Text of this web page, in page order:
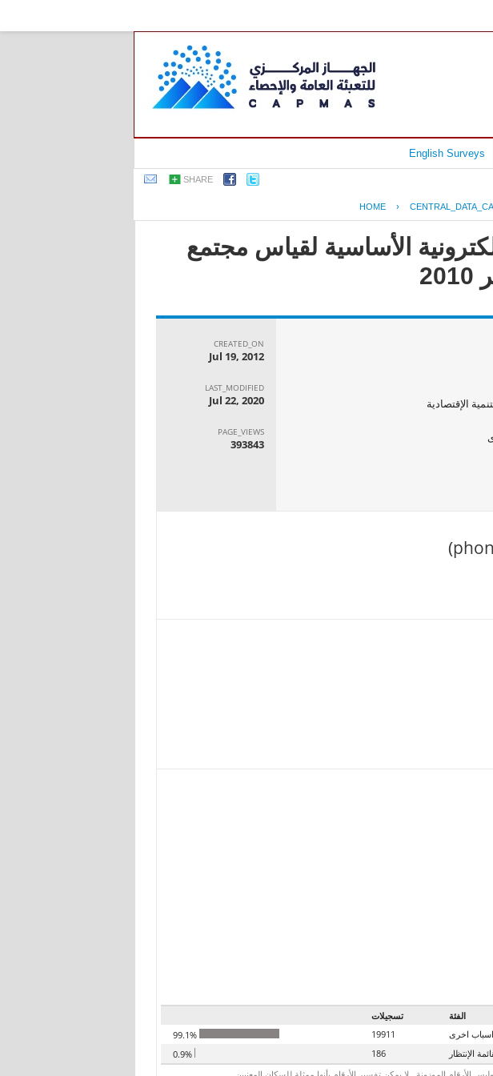
English Surveys
SHARE
HOME ›
الأساسية لقياس مجتمع
الإقتصادية
CREATED_ON
Jul 19, 2012
LAST_MODIFIED
Jul 22, 2020
PAGE_VIEWS
393843
الفئة
تسجيلات
اسباب اخرى 19911
الإنتظار 186